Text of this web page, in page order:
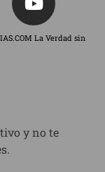
La Verdad sin
y no te